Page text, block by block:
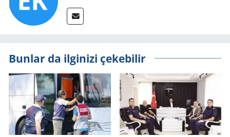
Bunlar da ilginizi çekebilir